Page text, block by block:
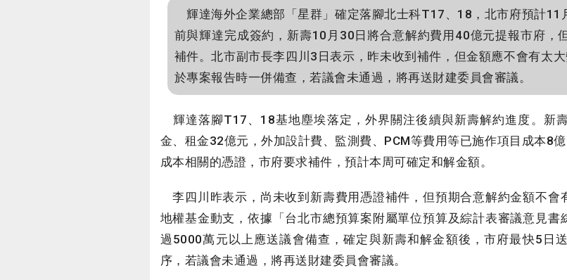
輝達海外企業總部「星群」確定落腳北士科T17、18，北市府預計11
前與輝達完成簽約，新壽10月30日將合意解約費用40億元提報市府，
補件。北市副市長李四川3日表示，昨未收到補件，但金額應不會有太
於專案報告時一併備查，若議會未通過，將再送財建委員會審議。
輝達落腳T17、18基地塵埃落定，外界關注後續與新壽解約進度。新
金、租金32億元，外加設計費、監測費、PCM等費用等已施作項目成本8
成本相關的憑證，市府要求補件，預計本周可確定和解金額。
李四川昨表示，尚未收到新壽費用憑證補件，但預期合意解約金額不會
地權基金動支，依據「台北市總預算案附屬單位預算及綜計表審議意見
過5000萬元以上應送議會備查，確定與新壽和解金額後，市府最快5日
序，若議會未通過，將再送財建委員會審議。